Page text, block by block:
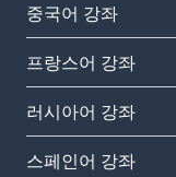
중국어 강좌
프랑스어 강좌
러시아어 강좌
스페인어 강좌